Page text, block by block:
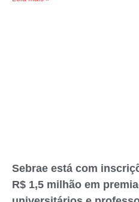
Sebrae está com
R$ 1,5 milhão em